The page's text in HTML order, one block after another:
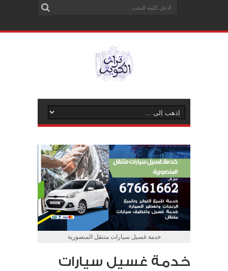
خدمة غسيل سيارات متنقل المنصورية
خدمة غسيل سيارات